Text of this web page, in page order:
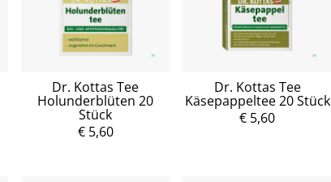
Dr. Kottas Tee
Holunderblüten 20
Stück
€ 5,60
Dr. Kottas Tee
Käsepappeltee 20 Stück
€ 5,60